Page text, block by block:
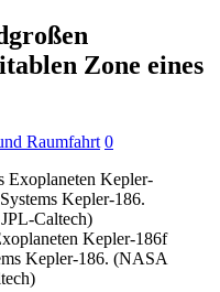
Zone eines
Raumfahrt 0
Kepler-186f
Kepler-186. (NASA